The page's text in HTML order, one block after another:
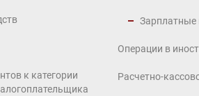
к категории
Зарплатные
Операции в
Расчетно-